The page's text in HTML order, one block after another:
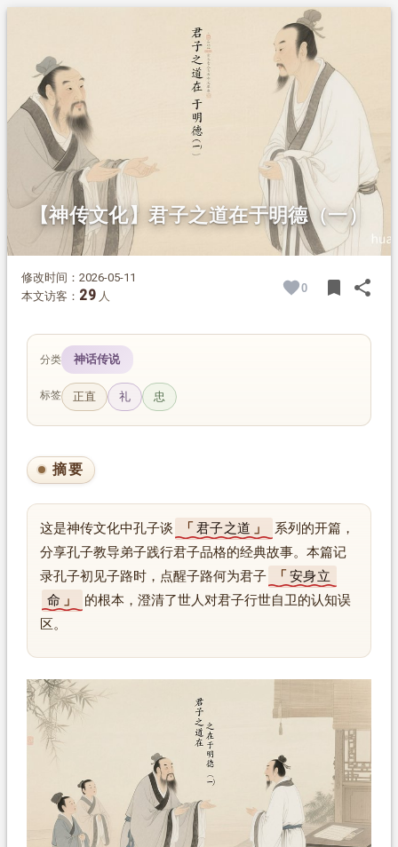
2.1.
【神传文化】君子之道在于明德（一）
修改时间：2026-05-11
本文访客： 29 人
0 bookmark share
分类 神话传说
标签 正直 礼 忠
摘要
这是神传文化中孔子谈 君子之道
系列的开篇，
分享孔子教导弟子践行君子品格的经典故事。本篇记
录孔子初见子路时，点醒子路何为君子
安身立
命
的根本，澄清了世人对君子行世自卫的认知误
区。